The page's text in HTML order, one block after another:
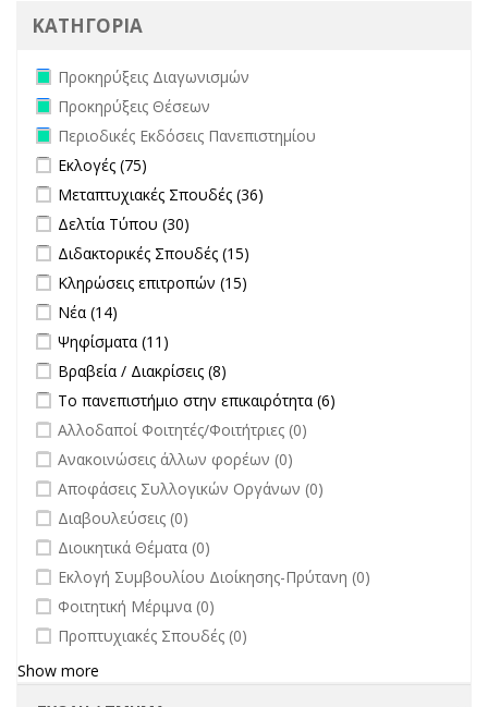
ΚΑΤΗΓΟΡΙΑ
Remove Προκηρύξεις Διαγωνισμών filter
Προκηρύξεις Διαγωνισμών
Remove Προκηρύξεις Θέσεων filter
Προκηρύξεις Θέσεων
Remove Περιοδικές Εκδόσεις Πανεπιστημίου filter
Περιοδικές Εκδόσεις Πανεπιστημίου
Apply Εκλογές filter
Εκλογές (75)
Apply Μεταπτυχιακές Σπουδές filter
Μεταπτυχιακές Σπουδές (36)
Apply Δελτία Τύπου filter
Δελτία Τύπου (30)
Apply Διδακτορικές Σπουδές filter
Διδακτορικές Σπουδές (15)
Apply Κληρώσεις επιτροπών filter
Κληρώσεις επιτροπών (15)
Apply Νέα filter
Νέα (14)
Apply Ψηφίσματα filter
Ψηφίσματα (11)
Apply Βραβεία / Διακρίσεις filter
Βραβεία / Διακρίσεις (8)
Apply Το πανεπιστήμιο στην επικαιρότητα filter
Το πανεπιστήμιο στην επικαιρότητα (6)
undefined
Αλλοδαποί Φοιτητές/Φοιτήτριες (0)
undefined
Ανακοινώσεις άλλων φορέων (0)
undefined
Αποφάσεις Συλλογικών Οργάνων (0)
undefined
Διαβουλεύσεις (0)
undefined
Διοικητικά Θέματα (0)
undefined
Εκλογή Συμβουλίου Διοίκησης-Πρύτανη (0)
undefined
Φοιτητική Μέριμνα (0)
undefined
Προπτυχιακές Σπουδές (0)
Show more